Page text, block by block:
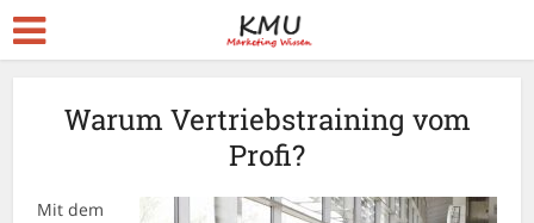
Warum Vertriebstraining vom
Profi?
Mit dem